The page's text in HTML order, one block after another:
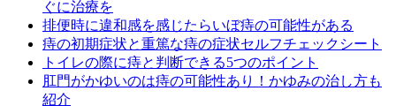
ぐに治療を
排便時に違和感を感じたらいぼ痔の可能性がある
痔の初期症状と重篤な痔の症状セルフチェックシート
トイレの際に痔と判断できる5つのポイント
肛門がかゆいのは痔の可能性あり！かゆみの治し方も
紹介